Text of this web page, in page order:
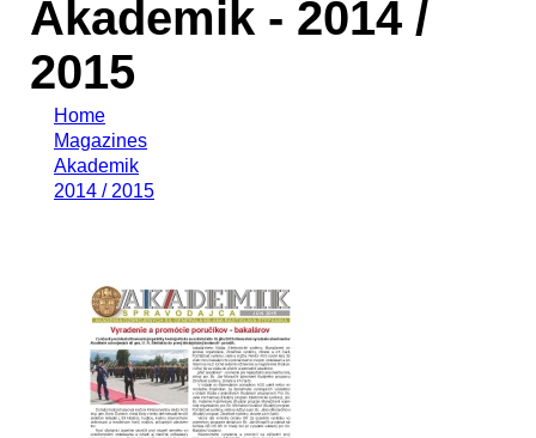
Akademik - 2014 /
2015
Home
Magazines
Akademik
2014 / 2015